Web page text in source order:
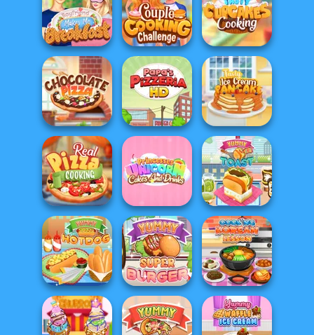
FNF Pizzeria
My Perfect
Restaurant
Sisters
Thanksgiving
Dinner
Boyfriend Makes
Me Breakfast
Couple Cooking
Challenge
Tasty Cupcakes
Cooking
Chocolate Pizza Papa's Pizzeria
Tasty Ice Cream
Pancake
Real Pizza
Cooking
Princesses
Unicorn Cakes
And D...
Yummy Toast